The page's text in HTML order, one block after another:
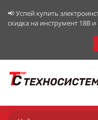
📢 Успей купить
скидка на инструмент 18В и